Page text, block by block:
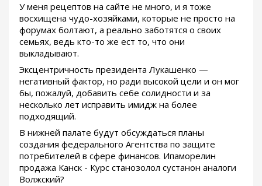
У меня рецептов на сайте не много, и я тоже
восхищена чудо-хозяйками, которые не просто на
форумах болтают, а реально заботятся о своих
семьях, ведь кто-то же ест то, что они
выкладывают.
Эксцентричность президента Лукашенко —
негативный фактор, но ради высокой цели и он мог
бы, пожалуй, добавить себе солидности и за
несколько лет исправить имидж на более
подходящий.
В нижней палате будут обсуждаться планы
создания федерального Агентства по защите
потребителей в сфере финансов. Ипаморелин
продажа Канск - Курс станозолол сустанон аналоги
Волжский?